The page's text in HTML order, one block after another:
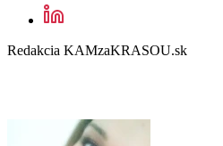
Redakcia KAMzaKRASOU.sk